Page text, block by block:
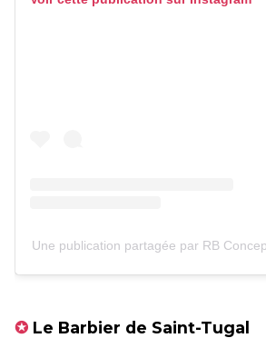
Une publication partagée par RB
✪ Le Barbier de Saint-Tugal